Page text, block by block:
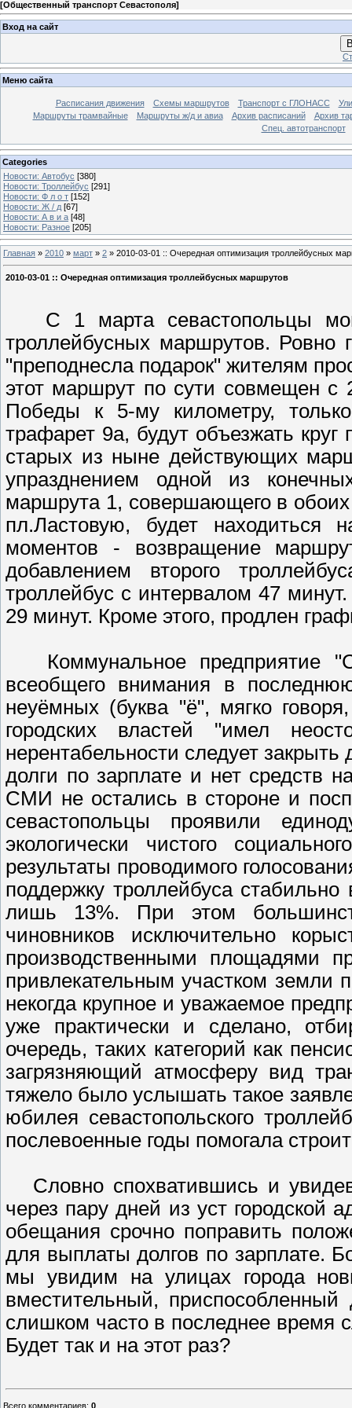
[Общественный транспорт Севастополя]
Вход на сайт
Меню сайта
Расписания движения Схемы маршрутов Транспорт с ГЛОНАСС
Маршруты трамвайные
Маршруты ж/д и авиа Архив расписаний
Архив
Спец. автотранспорт
Categories
Новости: Автобус [380]
Новости: Троллейбус [291]
Новости: Ф л о т [152]
Новости: Ж / д [67]
Новости: А в и а [48]
Новости: Разное [205]
Главная » 2010 » март » 2 » 2010-03-01 :: Очередная оптимизация троллейбусных
2010-03-01 :: Очередная оптимизация троллейбусных маршрутов
С 1 марта севастопольцы
троллейбусных маршрутов. Ровно
"преподнесла подарок" жителям
этот маршрут по сути совмещен с
Победы к 5-му километру,
трафарет 9а, будут объезжать
старых из ныне действующих
упразднением одной из
маршрута 1, совершающего в обоих
пл.Ластовую, будет
моментов - возвращение
добавлением второго
троллейбус с интервалом 47
29 минут. Кроме этого, продлен
Коммунальное предприятие
всеобщего внимания в
неуёмных (буква "ё", мягко
городских властей "имел
нерентабельности следует
долги по зарплате и нет средств
СМИ не остались в стороне и
севастопольцы проявили
экологически чистого
результаты проводимого
поддержку троллейбуса
лишь 13%. При этом
чиновников исключительно
производственными площадями
привлекательным участком земли
некогда крупное и уважаемое
уже практически и сделано,
очередь, таких категорий как
загрязняющий атмосферу вид
тяжело было услышать такое
юбилея севастопольского
послевоенные годы помогала
Словно спохватившись и увидев
через пару дней из уст городской
обещания срочно поправить
для выплаты долгов по зарплате.
мы увидим на улицах города
вместительный,
слишком часто в последнее время
Будет так и на этот раз?
Всего комментариев: 0